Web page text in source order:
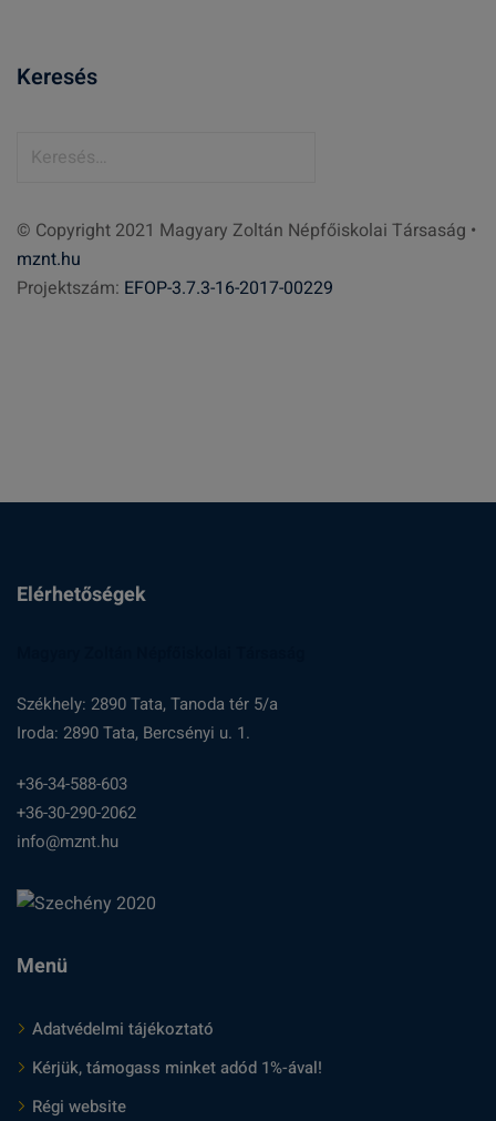
Keresés
e
s
é
© Copyright 2021 Magyary Zoltán Népfőiskolai Társaság •
mznt.hu
Projektszám: EFOP-3.7.3-16-2017-00229
Elérhetőségek
Székhely: 2890 Tata, Tanoda tér 5/a
Iroda: 2890 Tata, Bercsényi u. 1.
+36-34-588-603
+36-30-290-2062
info@mznt.hu
Menü
Adatvédelmi tájékoztató
Kérjük, támogass minket adód 1%-ával!
Régi website